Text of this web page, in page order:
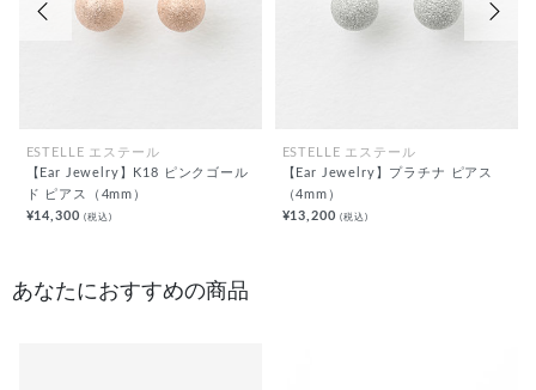
ESTELLE エステール
【Ear Jewelry】K18 ピンクゴール
ド ピアス（4mm）
¥14,300(税込)
ESTELLE エステール
【Ear Jewelry】プラチナ ピアス
（4mm）
¥13,200(税込)
あなたにおすすめの商品